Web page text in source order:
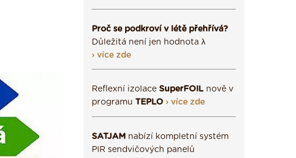
Proč se podkroví v létě přehřívá?
Důležitá není jen hodnota λ
› více zde
Reflexní izolace SuperFOIL nově v
programu TEPLO › více zde
SATJAM nabízí kompletní systém
PIR sendvičových panelů